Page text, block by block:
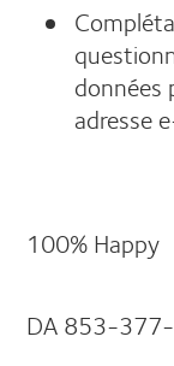
données
adresse
100% Happy
DA 853-